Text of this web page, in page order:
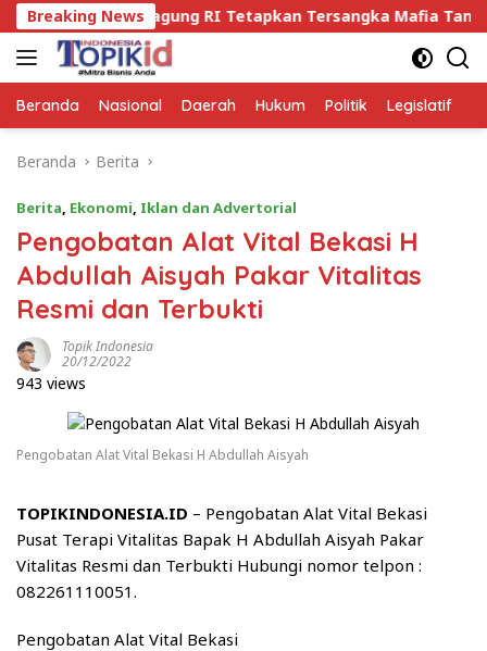
Langsung
ke
konten
Breaking News
Kejagung RI Tetapkan Tersangka Mafia Tanah di Way
Beranda Nasional Daerah Hukum Politik Legislatif
Beranda Berita
Berita, Ekonomi, Iklan dan Advertorial
Pengobatan Alat Vital Bekasi H
Abdullah Aisyah Pakar Vitalitas
Resmi dan Terbukti
Topik Indonesia
20/12/2022
943 views
Pengobatan Alat Vital Bekasi H Abdullah Aisyah
TOPIKINDONESIA.ID – Pengobatan Alat Vital Bekasi
Pusat Terapi Vitalitas Bapak H Abdullah Aisyah Pakar
Vitalitas Resmi dan Terbukti Hubungi nomor telpon :
082261110051.
Pengobatan Alat Vital Bekasi